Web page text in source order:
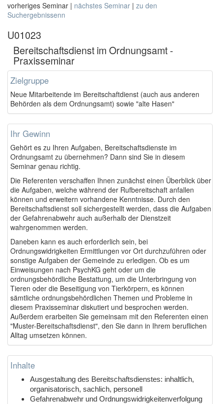
vorheriges Seminar | nächstes Seminar | zu den
Suchergebnissenn
U01023
Bereitschaftsdienst im Ordnungsamt -
Praxisseminar
Zielgruppe
Neue Mitarbeitende im Bereitschaftdienst (auch aus anderen
Behörden als dem Ordnungsamt) sowie "alte Hasen"
Ihr Gewinn
Gehört es zu Ihren Aufgaben, Bereitschaftsdienste im
Ordnungsamt zu übernehmen? Dann sind Sie in diesem
Seminar genau richtig.
Die Referenten verschaffen Ihnen zunächst einen Überblick über
die Aufgaben, welche während der Rufbereitschaft anfallen
können und erweitern vorhandene Kenntnisse. Durch den
Bereitschaftsdienst soll sichergestellt werden, dass die Aufgaben
der Gefahrenabwehr auch außerhalb der Dienstzeit
wahrgenommen werden.
Daneben kann es auch erforderlich sein, bei
Ordnungswidrigkeiten Ermittlungen vor Ort durchzuführen oder
sonstige Aufgaben der Gemeinde zu erledigen. Ob es um
Einweisungen nach PsychKG geht oder um die
ordnungsbehördliche Bestattung, um die Unterbringung von
Tieren oder die Beseitigung von Tierkörpern, es können
sämtliche ordnungsbehördlichen Themen und Probleme in
diesem Praxisseminar diskutiert und besprochen werden.
Außerdem erarbeiten Sie gemeinsam mit den Referenten einen
"Muster-Bereitschaftsdienst", den Sie dann in Ihrem beruflichen
Alltag umsetzen können.
Inhalte
Ausgestaltung des Bereitschaftsdienstes: inhaltlich,
organisatorisch, sachlich, personell
Gefahrenabwehr und Ordnungswidrigkeitenverfolgung